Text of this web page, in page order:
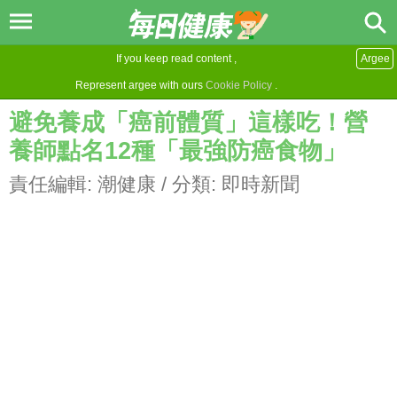
If you keep read content ,
Represent argee with ours Cookie Policy .
Argee
避免養成「癌前體質」這樣吃！營
養師點名12種「最強防癌食物」
責任編輯: 潮健康 / 分類: 即時新聞